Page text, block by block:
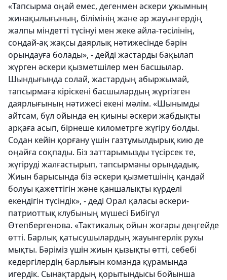
«Тапсырма оңай емес, дегенмен әскери ұжымның
жинақылығының, білімінің және әр жауынгердің
жалпы міндетті түсінуі мен жеке айла-тәсілінің,
сондай-ақ жақсы даярлық нәтижесінде бәрін
орындауға болады», - дейді жастарды бақылап
жүрген әскери қызметшілер мен басшылар.
Шындығында солай, жастардың абыржымай,
тапсырмаға кіріскені басшылардың жүргізген
даярлығының нәтижесі екені мәлім. «Шынымды
айтсам, бұл ойында ең қиыны әскери жабдықты
арқаға асып, бірнеше километрге жүгіру болды.
Содан кейін қорғану үшін газтұмылдырық кию де
оңайға соқпады. Біз заттарымызды түсірсек те,
жүгіруді жалғастырып, тапсырманы орындадық.
Жиын барысында біз әскери қызметшінің қандай
болуы қажеттігін және қаншалықты күрделі
екендігін түсіндік», - деді Орал қаласы әскери-
патриоттық клубының мүшесі Бибігүл
Өтепбергенова. «Тактикалық ойын жоғары деңгейде
өтті. Барлық қатысушылардың жауынгерлік рухы
мықты. Бәріміз үшін жиын қызықты өтті, себебі
кедергілердің барлығын команда құрамында
игердік. Сынақтардың қорытындысы бойынша